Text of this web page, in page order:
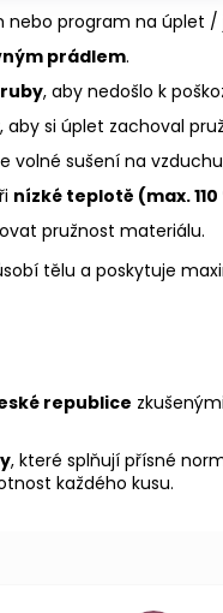
nebo program na úplet /
prádlem.
, aby nedošlo k
, aby si úplet zachoval
volné sušení na
nízké teplotě (max. 110
pružnost materiálu.
tělu a poskytuje
republice
, které splňují přísné
každého kusu.